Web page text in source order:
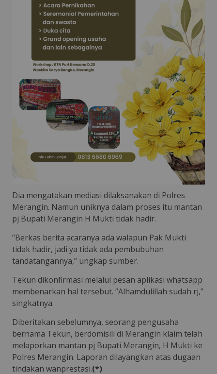
Dia mengatakan mediasi dilaksanakan di Polres
Merangin. Namun uniknya dalam proses itu mantan
pj Bupati Merangin H Mukti tidak hadir.
‘’Berkas berita acaranya ada walapun Pak Mukti
tidak hadir, jadi ya tidak ada pembubuhan
tandatangannya,” ungkap sumber.
Tekun dikonfirmasi melalui pesan aplikasi whatsapp
membenarkan hal tersebut. ‘’Alhamdulillah sudah rj,”
singkatnya.
Diberitakan sebelumnya, seorang pengusaha
bernama Tekun, berdomisili di Merangin klaim telah
melaporkan mantan pj Bupati Merangin, H Mukti ke
Polres Merangin. Laporan dilayangkan atas dugaan
tindakan wanprestasi.(*)